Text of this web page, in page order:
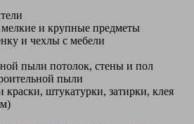
и крупные предметы
и чехлы с мебели
пыли потолок, стены и пол
пыли
штукатурки, затирки, клея